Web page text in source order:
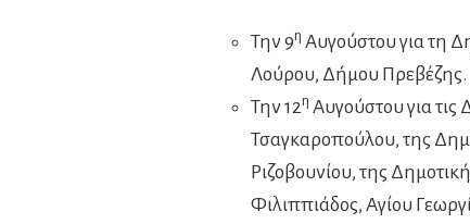
Την 9η Αυγούστου για τη
Λούρου, Δήμου Πρεβέζης.
Την 12η Αυγούστου για τις
Τσαγκαροπούλου, της
Ριζοβουνίου, της
Φιλιππιάδος, Αγίου